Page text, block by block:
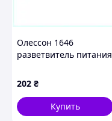
Олессон 1646
разветвитель питания
22723AH20
202 ₴
Купить